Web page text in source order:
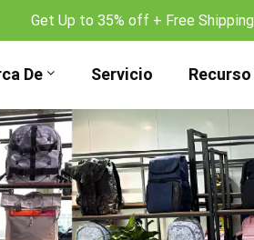
Get Up to 35% off + Free Shipping
De Servicio Recurso